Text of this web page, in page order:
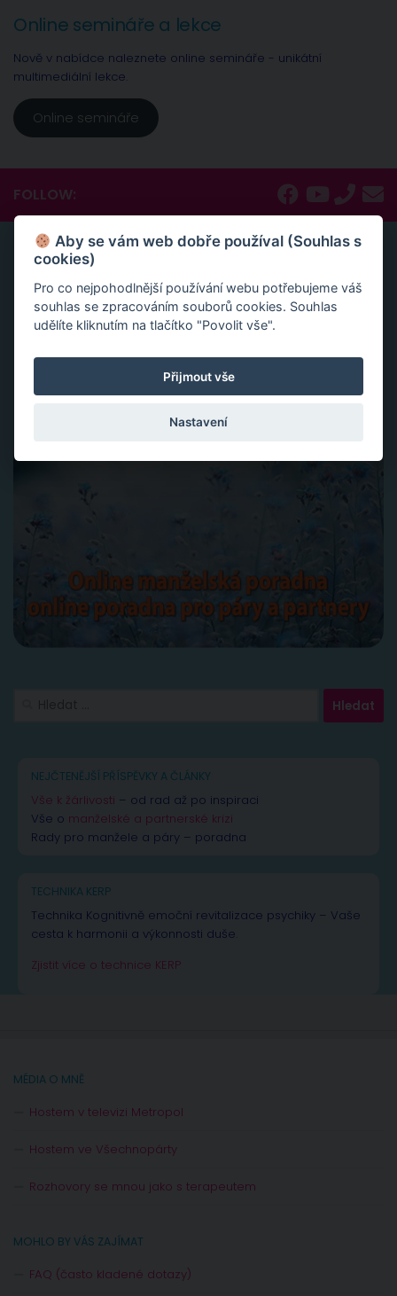
Online semináře a lekce
Nově v nabídce naleznete online semináře - unikátní
multimediální lekce.
Online semináře
FOLLOW:
ONLINE SEMINÁŘE A LEKCE
Nově v nabídce naleznete online semináře – unikátní
multimediální lekce, naprosto konkrétní návody a
inspirace.
Velká partnerská rekapitulace a restart vašeho vztahu
Slovy ke šťastnému vztahu
NEJČTENĚJŠÍ PŘÍSPĚVKY A ČLÁNKY
Vše k žárlivosti – od rad až po inspiraci
Vše o manželské a partnerské krizi
Rady pro manžele a páry – poradna
TECHNIKA KERP
Technika Kognitivně emoční revitalizace psychiky – Vaše
cesta k harmonii a výkonnosti duše.
Zjistit více o technice KERP
MÉDIA O MNĚ
Hostem v televizi Metropol
Hostem ve Všechnopárty
Rozhovory se mnou jako s terapeutem
MOHLO BY VÁS ZAJÍMAT
FAQ (často kladené dotazy)
Aby se vám web dobře používal (Souhlas s
cookies)
Pro co nejpohodlnější používání webu potřebujeme váš
souhlas se zpracováním souborů cookies. Souhlas
udělíte kliknutím na tlačítko "Povolit vše".
Přijmout vše
Nastavení